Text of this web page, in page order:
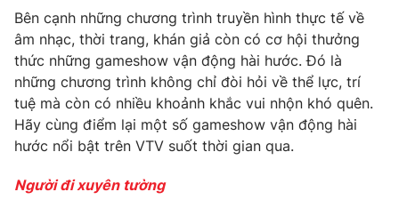
Câu chuyện quốc tế
Thị trường
Góc doanh nghiệp
Dữ liệu và đời sống
Truyền hình
Phim VTV
Hậu trường
Giải trí
Điện ảnh
Âm nhạc
Bên cạnh những chương trình truyền hình thực tế về
âm nhạc, thời trang, khán giả còn có cơ hội thưởng
thức những gameshow vận động hài hước. Đó là
những chương trình không chỉ đòi hỏi về thể lực, trí
tuệ mà còn có nhiều khoảnh khắc vui nhộn khó quên.
Hãy cùng điểm lại một số gameshow vận động hài
hước nổi bật trên VTV suốt thời gian qua.
Người đi xuyên tường